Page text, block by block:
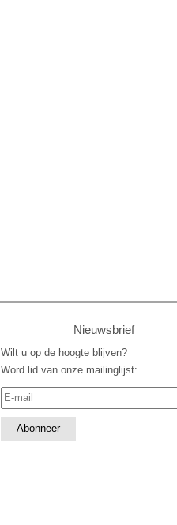
Nieuwsbrief
Wilt u op de hoogte blijven?
Word lid van onze mailinglijst: